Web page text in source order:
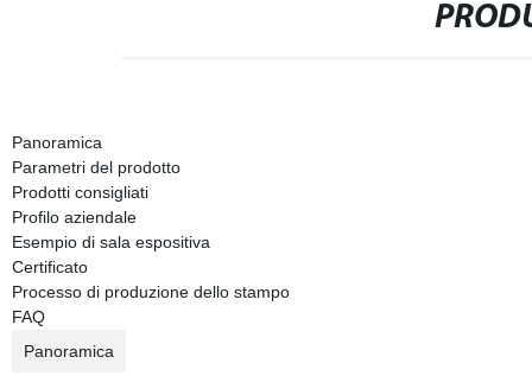
Panoramica
Parametri del prodotto
Prodotti consigliati
Profilo aziendale
Esempio di sala espositiva
Certificato
Processo di produzione dello stampo
FAQ
Panoramica